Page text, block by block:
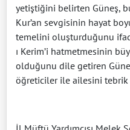
yetiştiğini belirten Güneş,
Kur’an sevgisinin hayat
temelini oluşturduğunu
ı Kerim’i hatmetmesinin
olduğunu dile getiren
öğreticiler ile ailesini tebrik